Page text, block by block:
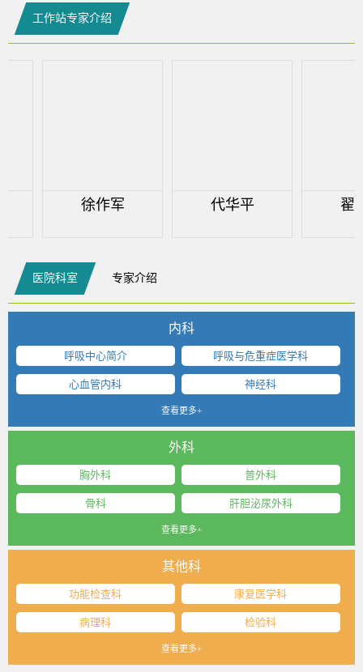
工作站专家介绍
徐作军 代华平 翟振
医院科室 专家介绍
内科
呼吸中心简介 呼吸与危重症医学科
心血管内科 神经科
查看更多+
外科
胸外科 普外科
骨科 肝胆泌尿外科
查看更多+
其他科
功能检查科 康复医学科
病理科 检验科
查看更多+